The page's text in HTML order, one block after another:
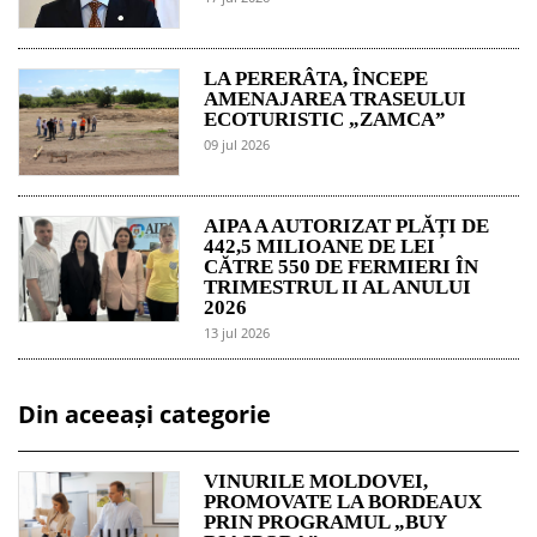
LA PERERÂTA, ÎNCEPE
AMENAJAREA TRASEULUI
ECOTURISTIC „ZAMCA”
09 jul 2026
AIPA A AUTORIZAT PLĂȚI DE
442,5 MILIOANE DE LEI
CĂTRE 550 DE FERMIERI ÎN
TRIMESTRUL II AL ANULUI
2026
13 jul 2026
Din aceeași categorie
VINURILE MOLDOVEI,
PROMOVATE LA BORDEAUX
PRIN PROGRAMUL „BUY